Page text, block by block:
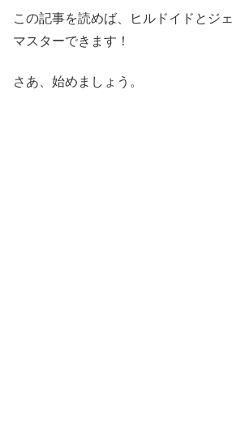
この記事を読めば、ヒルドイドとジ
マスターできます！
さあ、始めましょう。